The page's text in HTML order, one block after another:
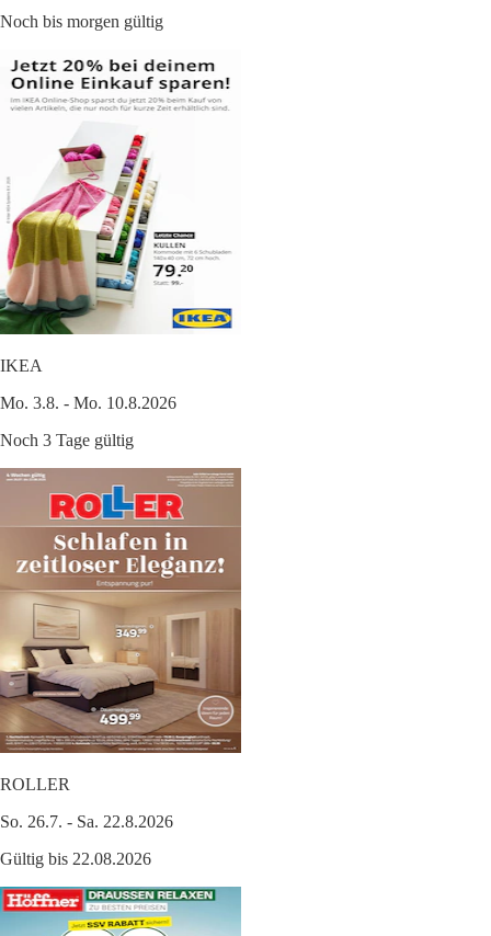
Noch bis morgen gültig
IKEA
Mo. 3.8. - Mo. 10.8.2026
Noch 3 Tage gültig
ROLLER
So. 26.7. - Sa. 22.8.2026
Gültig bis 22.08.2026